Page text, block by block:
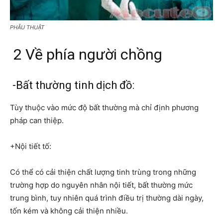
PHẪU THUẬT
2 Về phía người chồng
-Bất thường tinh dịch đồ:
Tùy thuộc vào mức độ bất thường mà chỉ định phương
pháp can thiệp.
+Nội tiết tố:
Có thể có cải thiện chất lượng tinh trùng trong những
trường hợp do nguyên nhân nội tiết, bất thường mức
trung bình, tuy nhiên quá trình điều trị thường dài ngày,
tốn kém và không cải thiện nhiều.